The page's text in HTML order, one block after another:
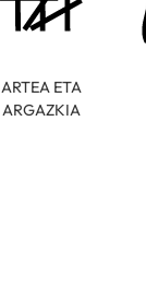
ARTEA ETA
ARGAZKIA